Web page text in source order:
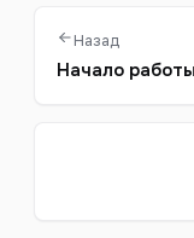
Назад
Начало работы